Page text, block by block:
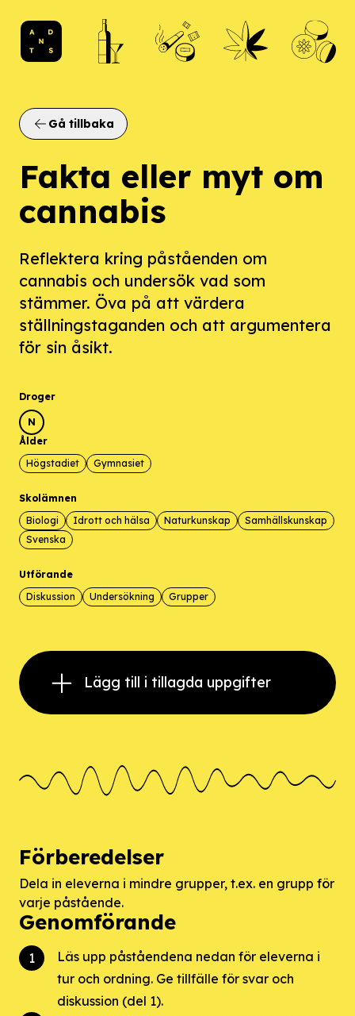
ANDTS logo
Gå tillbaka
Fakta eller myt om
cannabis
Reflektera kring påståenden om
cannabis och undersök vad som
stämmer. Öva på att värdera
ställningstaganden och att argumentera
för sin åsikt.
Droger
N
Ålder
Högstadiet
Gymnasiet
Skolämnen
Biologi
Idrott och hälsa Naturkunskap
Samhällskunskap
Svenska
Utförande
Diskussion
Undersökning Grupper
Lägg till i tillagda uppgifter
Förberedelser
Dela in eleverna i mindre grupper, t.ex. en grupp för
varje påstående.
Genomförande
Läs upp påståendena nedan för eleverna i
tur och ordning. Ge tillfälle för svar och
diskussion (del 1).